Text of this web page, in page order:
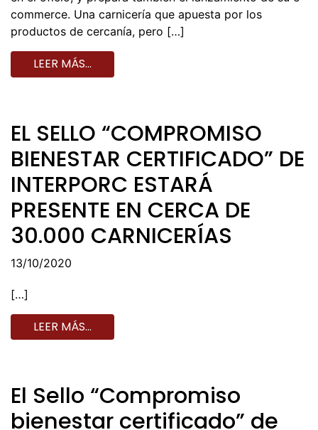
commerce. Una carnicería que apuesta por los
productos de cercanía, pero […]
LEER MÁS…
EL SELLO “COMPROMISO
BIENESTAR CERTIFICADO” DE
INTERPORC ESTARÁ
PRESENTE EN CERCA DE
30.000 CARNICERÍAS
13/10/2020
[…]
LEER MÁS…
El Sello “Compromiso
bienestar certificado” de